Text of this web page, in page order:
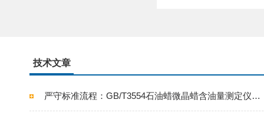
技术文章
严守标准流程：GB/T3554石油蜡微晶蜡含油量测定仪规范操作全解析